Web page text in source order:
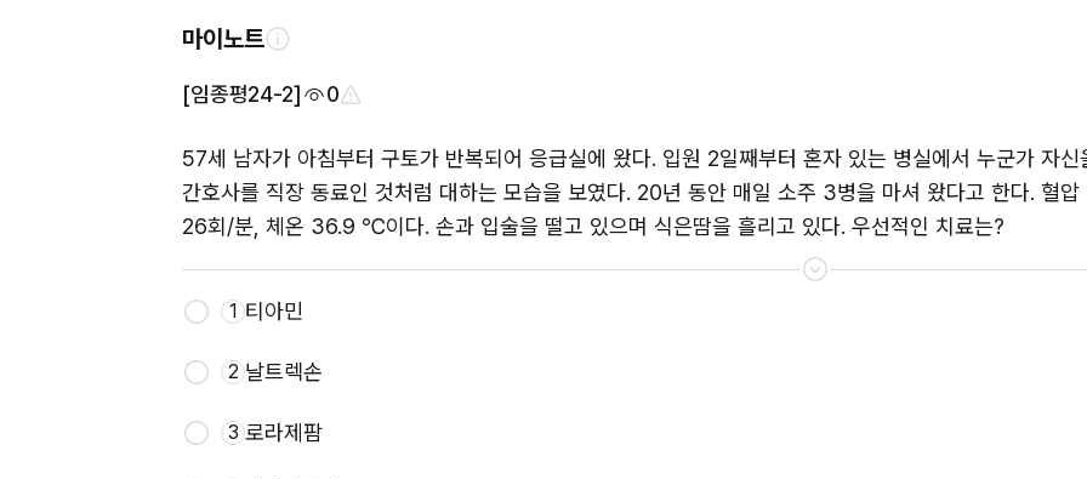
마이노트
[임종평24-2] 0
57세 남자가 아침부터 구토가 반복되어 응급실에 왔다. 입원 2일째부터 혼자 있는 병실에서 누군가 자
간호사를 직장 동료인 것처럼 대하는 모습을 보였다. 20년 동안 매일 소주 3병을 마셔 왔다고 한다.
26회/분, 체온 36.9 ℃이다. 손과 입술을 떨고 있으며 식은땀을 흘리고 있다. 우선적인 치료는?
1 티아민
2 날트렉손
3 로라제팜